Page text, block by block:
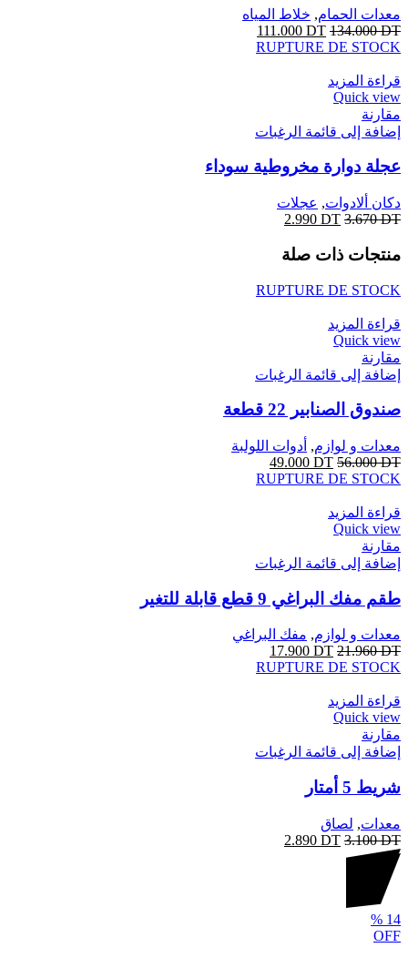
معدات الحمام, خلاط المياه
134.000DT
111.000 DT
RUPTURE DE STOCK
قراءة المزيد
Quick view
مقارنة
إضافة إلى قائمة الرغبات
عجلة دوارة مخروطية سوداء
دكان ألادوات, عجلات
3.670DT
2.990 DT
منتجات ذات صلة
RUPTURE DE STOCK
قراءة المزيد
Quick view
مقارنة
إضافة إلى قائمة الرغبات
صندوق الصنابير 22 قطعة
معدات و لوازم, أدوات اللولبة
56.000DT
49.000 DT
RUPTURE DE STOCK
قراءة المزيد
Quick view
مقارنة
إضافة إلى قائمة الرغبات
طقم مفك البراغي 9 قطع قابلة للتغير
معدات و لوازم, مفك البراغي
21.960DT
17.900 DT
RUPTURE DE STOCK
قراءة المزيد
Quick view
مقارنة
إضافة إلى قائمة الرغبات
شريط 5 أمتار
معدات, لصاق
3.100DT
2.890 DT
14
%
OFF